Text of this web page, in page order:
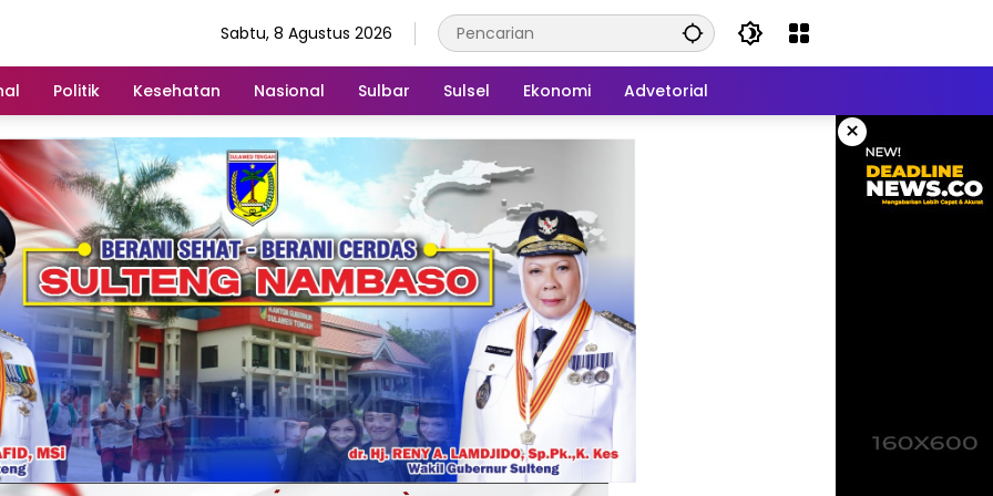
Sabtu, 8 Agustus 2026
Politik Kesehatan Nasional Sulbar Sulsel Ekonomi Advetorial
×